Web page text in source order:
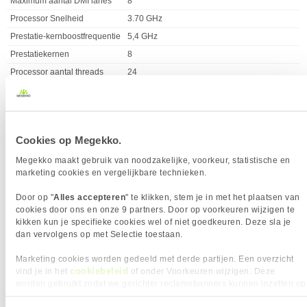
Cookies op Megekko.
Megekko maakt gebruik van noodzakelijke, voorkeur, statistische en
marketing cookies en vergelijkbare technieken.
Door op "Alles accepteren" te klikken, stem je in met het plaatsen van
cookies door ons en onze 9 partners. Door op voorkeuren wijzigen te
kikken kun je specifieke cookies wel of niet goedkeuren. Deze sla je
dan vervolgens op met Selectie toestaan.
Marketing cookies worden gedeeld met derde partijen. Een overzicht
vind je in het cookiebeleid of onder Voorkeuren wijzigen. Deze
Processor Snelheid
3.70 GHz
Prestatie-kernboostfrequentie
5,4 GHz
Prestatiekernen
8
Processor aantal threads
24
Processor basisvermogen
Processor operating modes
Socket
1851
Processorfabrikant
Intel
Processor Serie
Intel Core Ultra 7
Processorgeneratie
Intel Core Ultra Series 2
Processor Model
270K Plus
Eigenschap Waarde
ARK ID processor
245692
Voor het vertonen van deze youtube-video moeten cookies
geaccepteerd zijn.